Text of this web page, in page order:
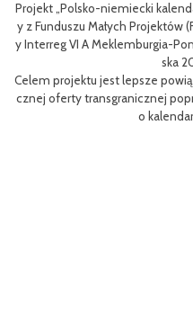
/ Pol
Celem III Polsko-
nie oferty turystycznej
niej dla mieszkańców
w
Efektem planowanych
m rowerów możliwości
aangażowanie